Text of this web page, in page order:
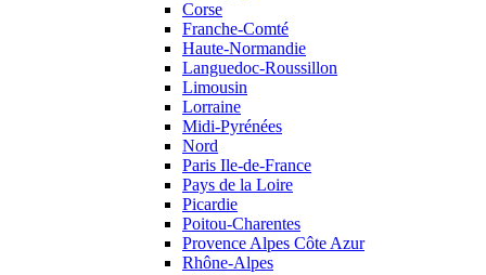
Corse
Franche-Comté
Haute-Normandie
Languedoc-Roussillon
Limousin
Lorraine
Midi-Pyrénées
Nord
Paris Ile-de-France
Pays de la Loire
Picardie
Poitou-Charentes
Provence Alpes Côte Azur
Rhône-Alpes